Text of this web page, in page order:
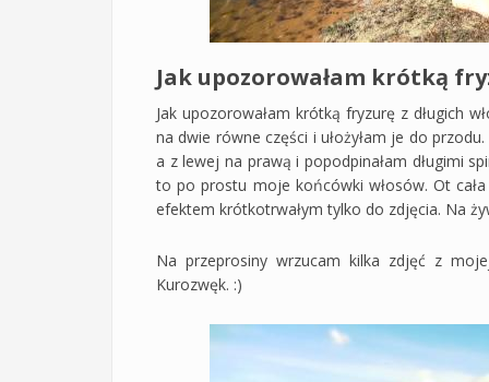
Jak upozorowałam krótką
Jak upozorowałam krótką fryzurę z długich
na dwie równe części i ułożyłam je do
a z lewej na prawą i popodpinałam długimi
to po prostu moje końcówki włosów. Ot
efektem krótkotrwałym tylko do zdjęcia. Na
Na przeprosiny wrzucam kilka zdjęć z
Kurozwęk. :)